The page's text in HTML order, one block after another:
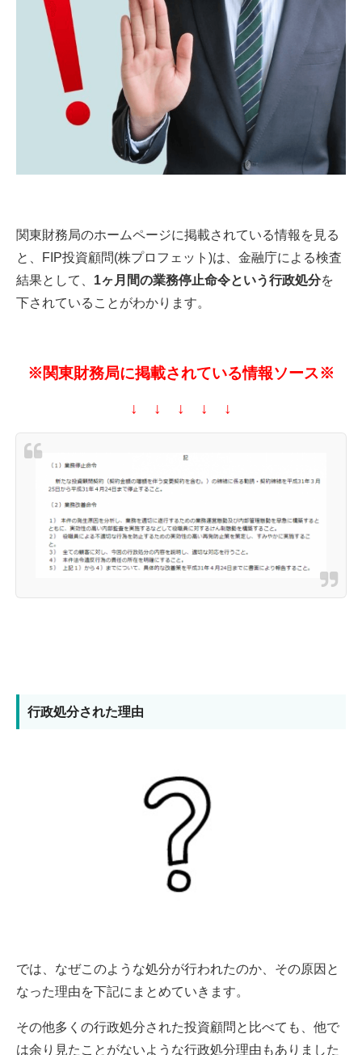
関東財務局のホームページに掲載されている情報を見る
と、FIP投資顧問(株プロフェット)は、金融庁による検査
結果として、 1ヶ月間の業務停止命令という行政処分を
下されていることがわかります。
※関東財務局に掲載されている情報ソース※
↓ ↓ ↓ ↓ ↓
行政処分された理由
では、なぜこのような処分が行われたのか、その原因と
なった理由を下記にまとめていきます。
その他多くの行政処分された投資顧問と比べても、他で
は余り見たことがないような行政処分理由もありました